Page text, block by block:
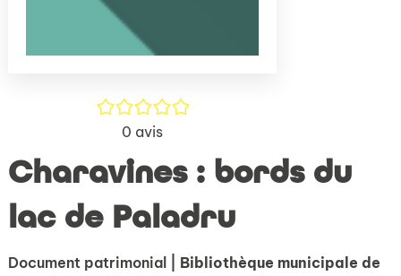
/5
0 avis
Charavines : bords du
lac de Paladru
Document patrimonial
| Bibliothèque municipale de